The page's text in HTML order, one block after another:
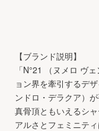
【ブランド説明】
「N°21 （ヌメロ ヴ
ョン界を牽引するデ
ンドロ・デラクア）
真骨頂ともいえるシ
アルさとフェミニテ